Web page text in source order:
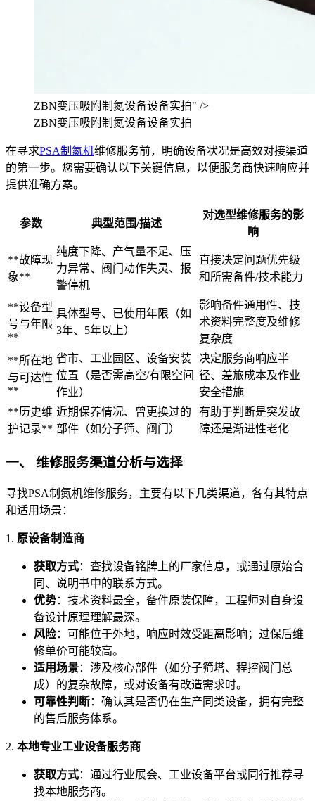
ZBN变压吸附制氮设备设备实拍" />
ZBN变压吸附制氮设备设备实拍
在寻求PSA制氮机维修服务前，明确设备状况是高效对接渠道
的第一步。您需要确认以下关键信息，以便服务商快速响应并
提供准确方案。
参数 典型范围/描述
对选型维修服务的影
响
**故障现
象**
纯度下降、产气量不足、压
力异常、阀门动作失灵、报
警停机
直接决定问题优先级
和所需备件/技术能力
**设备型
号与年限
**
具体型号、已使用年限（如
3年、5年以上）
影响备件通用性、技
术资料完整度及维修
复杂度
**所在地
与可达性
**
省市、工业园区、设备安装
位置（是否需高空/有限空间
作业）
决定服务商响应半
径、差旅成本及作业
安全措施
**历史维
护记录**
近期保养情况、曾更换过的
部件（如分子筛、阀门）
有助于判断是突发故
障还是渐进性老化
一、 维修服务渠道分析与选择
寻找PSA制氮机维修服务，主要有以下几类渠道，各有其特点
和适用场景：
1. 原设备制造商
获取方式：查找设备铭牌上的厂家信息，或通过原始合
同、说明书中的联系方式。
优势：技术资料最全，备件原装保障，工程师对自身设
备设计原理理解最深。
风险：可能位于外地，响应时效受距离影响；过保后维
修单价可能较高。
适用场景：涉及核心部件（如分子筛塔、程控阀门总
成）的复杂故障，或对设备有改造需求时。
可靠性判断：确认其是否仍在生产同类设备，拥有完整
的售后服务体系。
2. 本地专业工业设备服务商
获取方式：通过行业展会、工业设备平台或同行推荐寻
找本地服务商。